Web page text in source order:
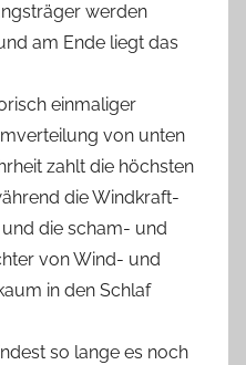
werden
am Ende liegt das
einmaliger
von unten
zahlt die höchsten
die Windkraft-
die scham- und
von Wind- und
in den Schlaf
so lange es noch